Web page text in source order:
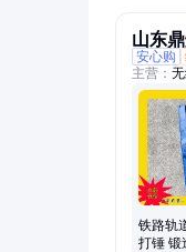
山东
安心购
主营：
件、刮
铁路轨
打锤 锻